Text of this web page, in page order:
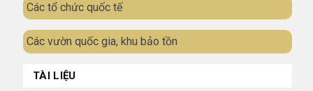
Các tổ chức quốc tế
Các vườn quốc gia, khu bảo tồn
TÀI LIỆU